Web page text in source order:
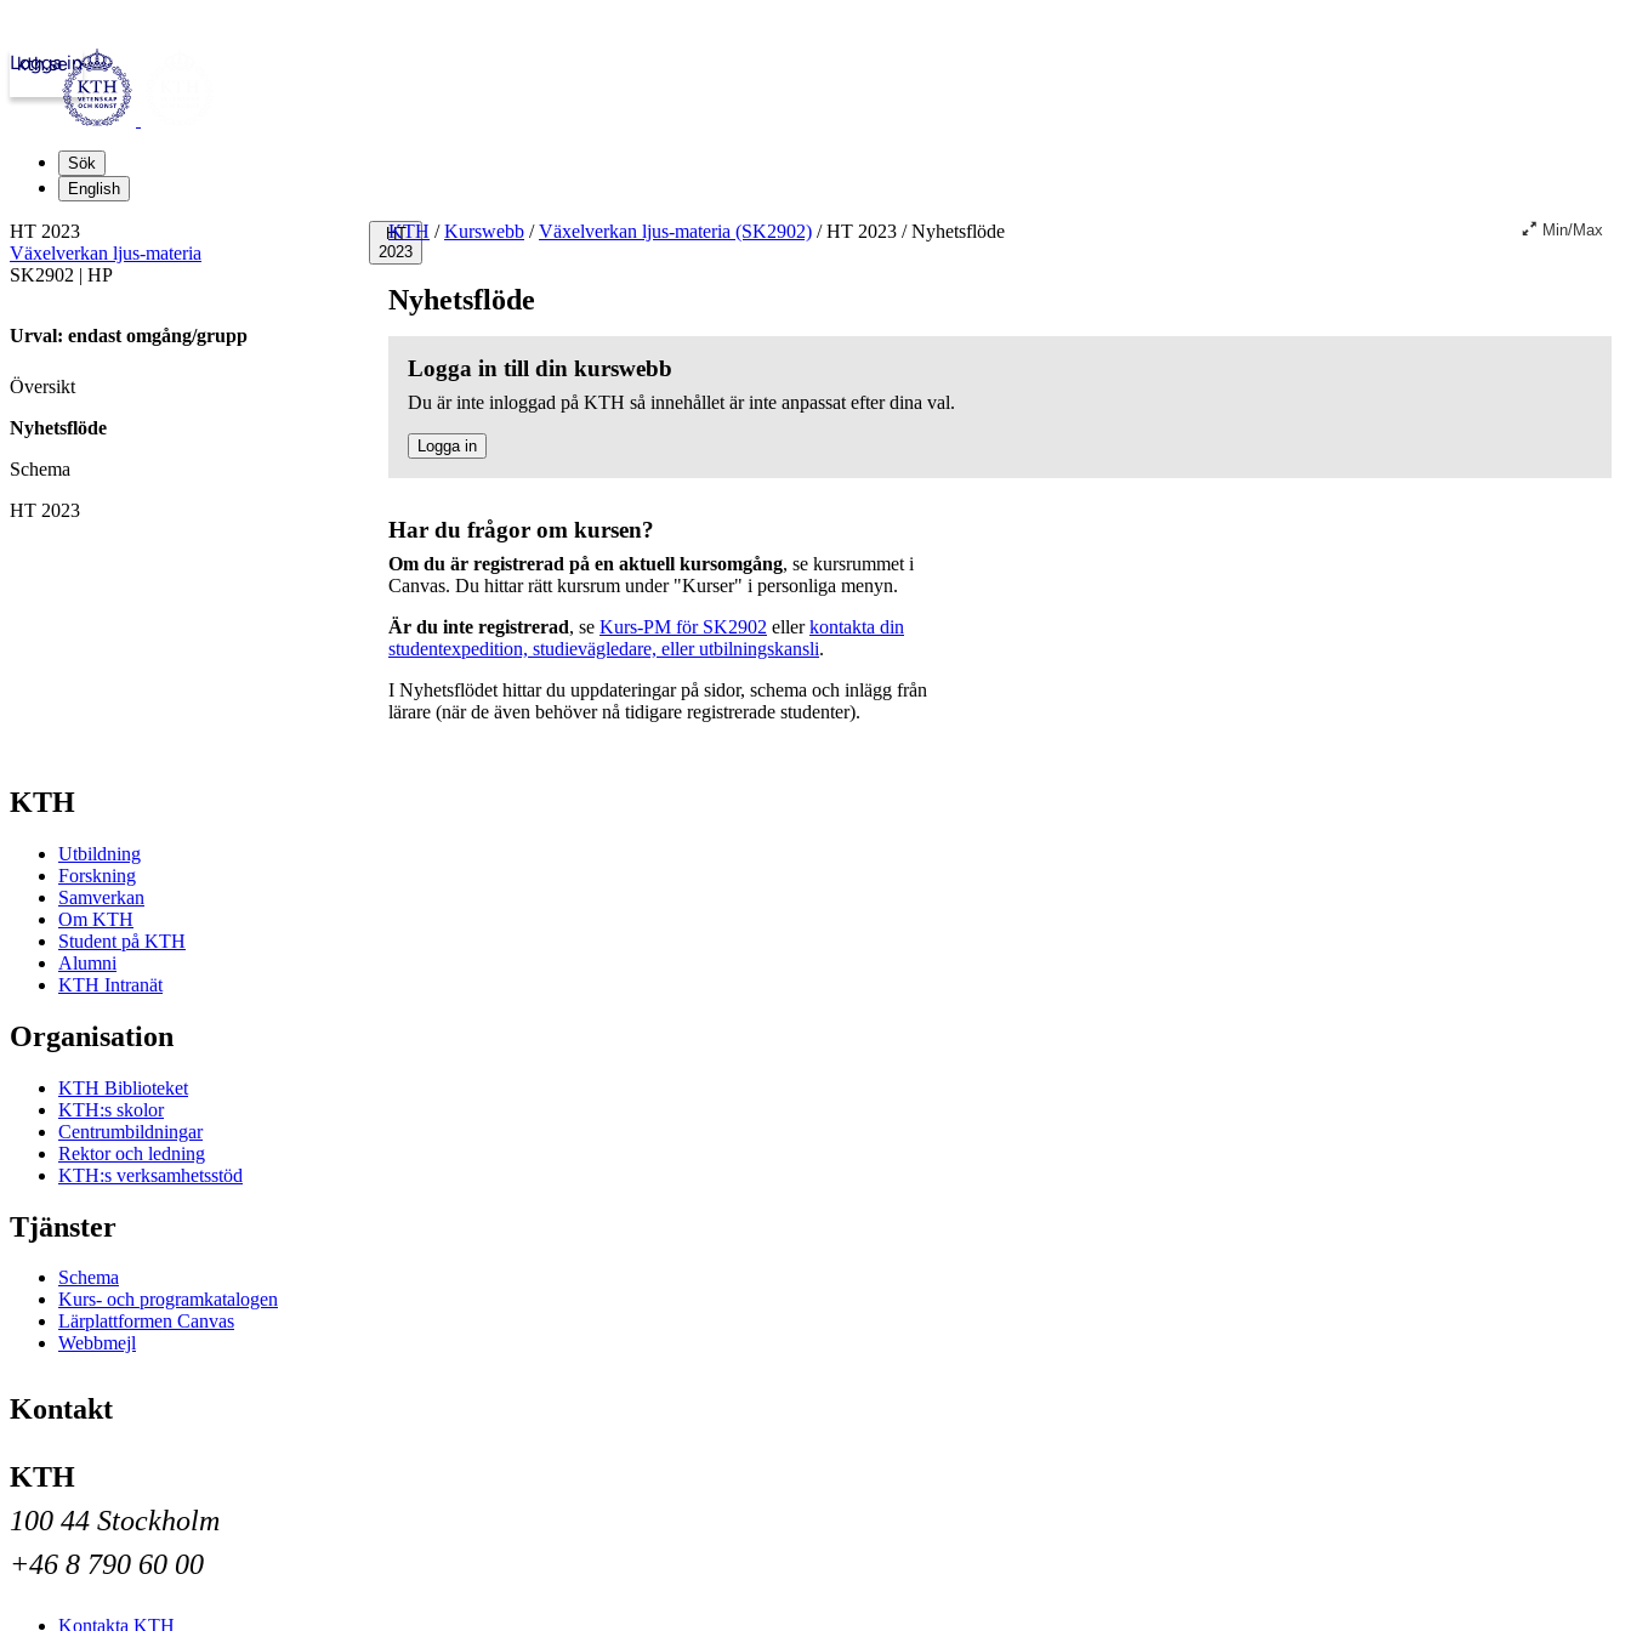
kth.se
Logga in
Sök
English
HT
2023
KTH / Kurswebb / Växelverkan ljus-materia (SK2902) /HT 2023 /Nyhetsflöde Min/Max
Nyhetsflöde
Logga in till din kurswebb
Du är inte inloggad på KTH så innehållet är inte anpassat efter dina val.
Logga in
Har du frågor om kursen?
Om du är registrerad på en aktuell kursomgång, se kursrummet i
Canvas. Du hittar rätt kursrum under "Kurser" i personliga menyn.
Är du inte registrerad, se Kurs-PM för SK2902 ellerkontakta din
studentexpedition, studievägledare, eller utbilningskansli.
I Nyhetsflödet hittar du uppdateringar på sidor, schema och inlägg från
lärare (när de även behöver nå tidigare registrerade studenter).
HT 2023
Växelverkan ljus-materia
SK2902 | HP
Urval: endast omgång/grupp
Översikt
Nyhetsflöde
Schema
HT 2023
KTH
Utbildning
Forskning
Samverkan
Om KTH
Student på KTH
Alumni
KTH Intranät
Organisation
KTH Biblioteket
KTH:s skolor
Centrumbildningar
Rektor och ledning
KTH:s verksamhetsstöd
Tjänster
Schema
Kurs- och programkatalogen
Lärplattformen Canvas
Webbmejl
Kontakt
KTH
100 44 Stockholm
+46 8 790 60 00
Kontakta KTH